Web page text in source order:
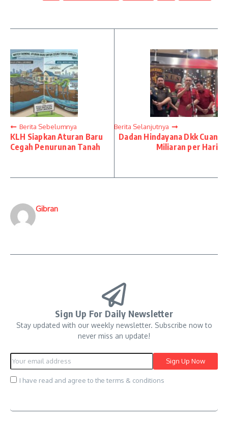
Berita Sebelumnya
KLH Siapkan Aturan Baru
Cegah Penurunan Tanah
Berita Selanjutnya
Dadan Hindayana Dkk Cuan
Miliaran per Hari
Gibran
Sign Up For Daily Newsletter
Stay updated with our weekly newsletter. Subscribe now to
never miss an update!
I have read and agree to the terms & conditions